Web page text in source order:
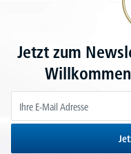
Jetzt zum